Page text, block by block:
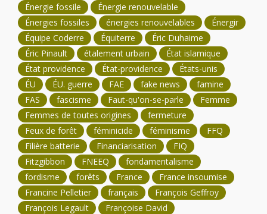
Énergie fossile
Énergie renouvelable
Énergies fossiles
énergies renouvelables
Énergir
Équipe Coderre
Équiterre
Éric Duhaime
Éric Pinault
étalement urbain
État islamique
État providence
État-providence
États-unis
ÉU
ÉU. guerre FAE fake news
famine
FAS
fascisme Faut-qu'on-se-parle
Femme
Femmes de toutes origines
fermeture
Feux de forêt
féminicide féminisme
FFQ
Filière batterie
Financiarisation
FIQ
Fitzgibbon
FNEEQ
fondamentalisme
fordisme
forêts France
France insoumise
Francine Pelletier
français
François Geffroy
François Legault
Françoise David